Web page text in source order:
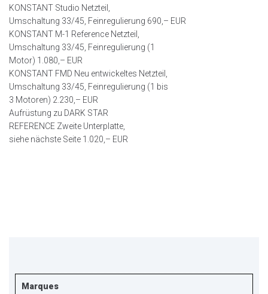
KONSTANT Studio Netzteil,
Umschaltung 33/45, Feinregulierung 690,– EUR
KONSTANT M-1 Reference Netzteil,
Umschaltung 33/45, Feinregulierung (1
Motor) 1.080,– EUR
KONSTANT FMD Neu entwickeltes Netzteil,
Umschaltung 33/45, Feinregulierung (1 bis
3 Motoren) 2.230,– EUR
Aufrüstung zu DARK STAR
REFERENCE Zweite Unterplatte,
siehe nächste Seite 1.020,– EUR
Marques